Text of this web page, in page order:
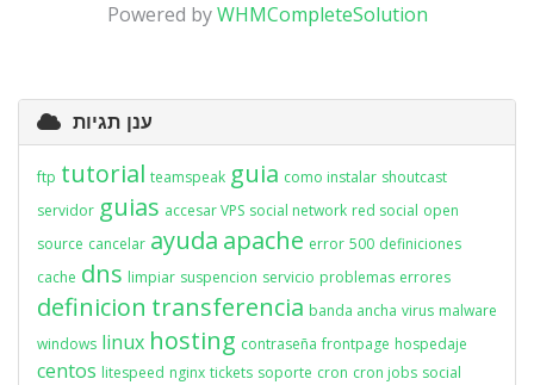
Powered byWHMCompleteSolution
ענן תגיות
ftp tutorial teamspeak guia como instalar shoutcast
servidor guias accesar VPS social network red social open
source cancelar ayuda apache error 500 definiciones
cache dns limpiar suspencion servicio problemas errores
definicion transferencia banda ancha virus malware
windows linux hosting contraseña frontpage hospedaje
centos litespeed nginx tickets soporte cron cron jobs social